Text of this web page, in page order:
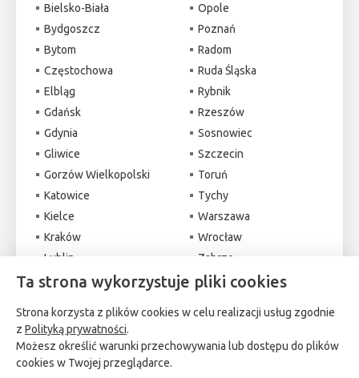
Bielsko-Biała
Bydgoszcz
Bytom
Częstochowa
Elbląg
Gdańsk
Gdynia
Gliwice
Gorzów Wielkopolski
Katowice
Kielce
Kraków
Lublin
Łódź
Opole
Poznań
Radom
Ruda Śląska
Rybnik
Rzeszów
Sosnowiec
Szczecin
Toruń
Tychy
Warszawa
Wrocław
Zabrze
Zielona Góra
Ta strona wykorzystuje pliki cookies
Strona korzysta z plików cookies w celu realizacji usług zgodnie
z Polityką prywatności.
Możesz określić warunki przechowywania lub dostępu do plików
cookies w Twojej przeglądarce.